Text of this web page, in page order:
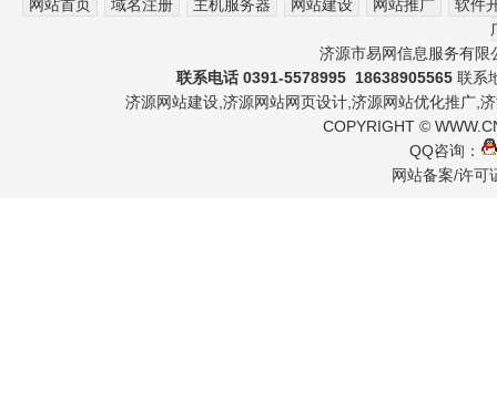
网站首页 域名注册 主机服务器 网站建设 网站推广
软件
济源市易网信息服务有
联系电话 0391-5578995 18638905565联系
济源网站建设 济源网站网页设计 济源网站优化推广
COPYRIGHT ©
QQ咨询：
网站备案/许可